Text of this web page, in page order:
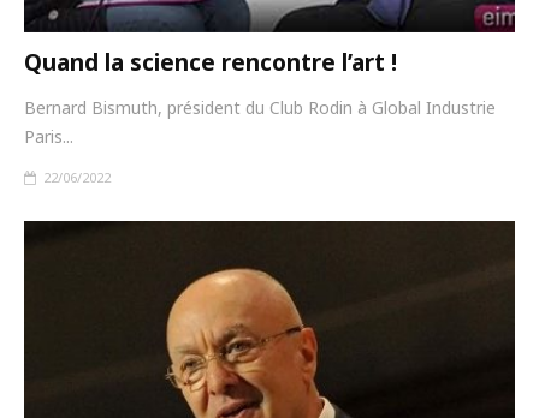
Quand la science rencontre l’art !
Bernard Bismuth, président du Club Rodin à Global Industrie
Paris...
22/06/2022